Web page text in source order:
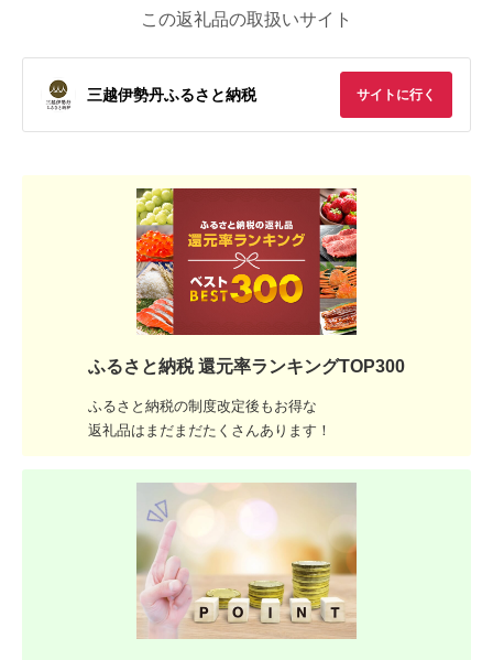
この返礼品の取扱いサイト
三越伊勢丹ふるさと納税 サイトに行く
ふるさと納税 還元率ランキングTOP300
ふるさと納税の制度改定後もお得な
返礼品はまだまだたくさんあります！